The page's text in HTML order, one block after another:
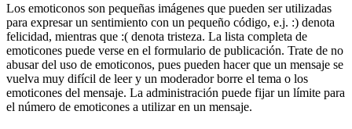
Los emoticonos son pequeñas imágenes que pueden ser utilizadas
para expresar un sentimiento con un pequeño código, e.j. :) denota
felicidad, mientras que :( denota tristeza. La lista completa de
emoticones puede verse en el formulario de publicación. Trate de no
abusar del uso de emoticonos, pues pueden hacer que un mensaje se
vuelva muy difícil de leer y un moderador borre el tema o los
emoticones del mensaje. La administración puede fijar un límite para
el número de emoticones a utilizar en un mensaje.